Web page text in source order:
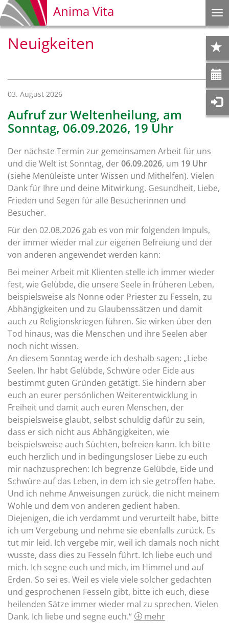
Anima Vita
Neuigkeiten
03. August 2026
Aufruf zur Weltenheilung, am
Sonntag, 06.09.2026, 19 Uhr
Der nächste Termin zur gemeinsamen Arbeit für uns
und die Welt ist Sonntag, der06.09.2026, um 19 Uhr
(siehe Menüleiste unter Wissen und Mithelfen). Vielen
Dank für Ihre und deine Mitwirkung. Gesundheit, Liebe,
Frieden und Segen für alle Besucherinnen und
Besucher.
Für den 02.08.2026 gab es von mir folgenden Impuls,
der immer wieder mal zur eigenen Befreiung und der
von anderen angewendet werden kann:
Bei meiner Arbeit mit Klienten stelle ich immer wieder
fest, wie Gelübde, die unsere Seele in früheren Leben,
beispielsweise als Nonne oder Priester zu Fesseln, zu
Abhängigkeiten und zu Glaubenssätzen und damit
auch zu Religionskriegen führen. Sie wirken über den
Tod hinaus, was die Menschen und ihre Seelen aber
noch nicht wissen.
An diesem Sonntag werde ich deshalb sagen: „Liebe
Seelen. Ihr habt Gelübde, Schwüre oder Eide aus
bestimmt guten Gründen getätigt. Sie hindern aber
euch an eurer persönlichen Weiterentwicklung in
Freiheit und damit auch euren Menschen, der
beispielsweise glaubt, selbst schuldig dafür zu sein,
dass er sich nicht aus Abhängigkeiten, wie
beispielsweise auch Süchten, befreien kann. Ich bitte
euch herzlich und in bedingungsloser Liebe zu euch
mir nachzusprechen: Ich begrenze Gelübde, Eide und
Schwüre auf das Leben, in dem ich sie getroffen habe.
Und ich nehme Anweisungen zurück, die nicht meinem
Wohle und dem von anderen gedient haben.
Diejenigen, die ich verdammt und verurteilt habe, bitte
ich um Vergebung und nehme sie ebenfalls zurück. Es
tut mir leid. Ich vergebe mir, weil ich damals noch nicht
wusste, dass dies zu Fesseln führt. Ich liebe euch und
mich. Ich segne euch und mich, im Himmel und auf
Erden. So sei es. Weil es viele viele solcher gedachten
und gesprochenen Fesseln gibt, bitte ich euch, diese
heilenden Sätze immer wieder mal zu sprechen. Vielen
Dank. Ich liebe und segne euch.“
mehr